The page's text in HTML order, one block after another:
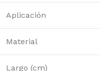
Aplicación
Material
Largo (cm)